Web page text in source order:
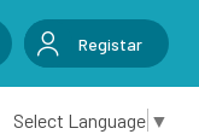
Registar
Select Language ▼